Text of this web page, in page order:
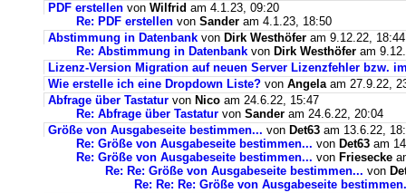
PDF erstellen von Wilfrid am 4.1.23, 09:20
Re: PDF erstellen von Sander am 4.1.23, 18:50
Abstimmung in Datenbank von Dirk Westhöfer am 9.12.22, 18:44
Re: Abstimmung in Datenbank von Dirk Westhöfer am
Lizenz-Version Migration auf neuen Server Lizenzfehler bzw.
Wie erstelle ich eine Dropdown Liste? von Angela am 27.9.22,
Abfrage über Tastatur von Nico am 24.6.22, 15:47
Re: Abfrage über Tastatur von Sander am 24.6.22, 20:04
Größe von Ausgabeseite bestimmen... von Det63 am 13.6.22,
Re: Größe von Ausgabeseite bestimmen... von Det63 am
Re: Größe von Ausgabeseite bestimmen... von Friesecke
Re: Re: Größe von Ausgabeseite bestimmen... von
Re: Re: Re: Größe von Ausgabeseite